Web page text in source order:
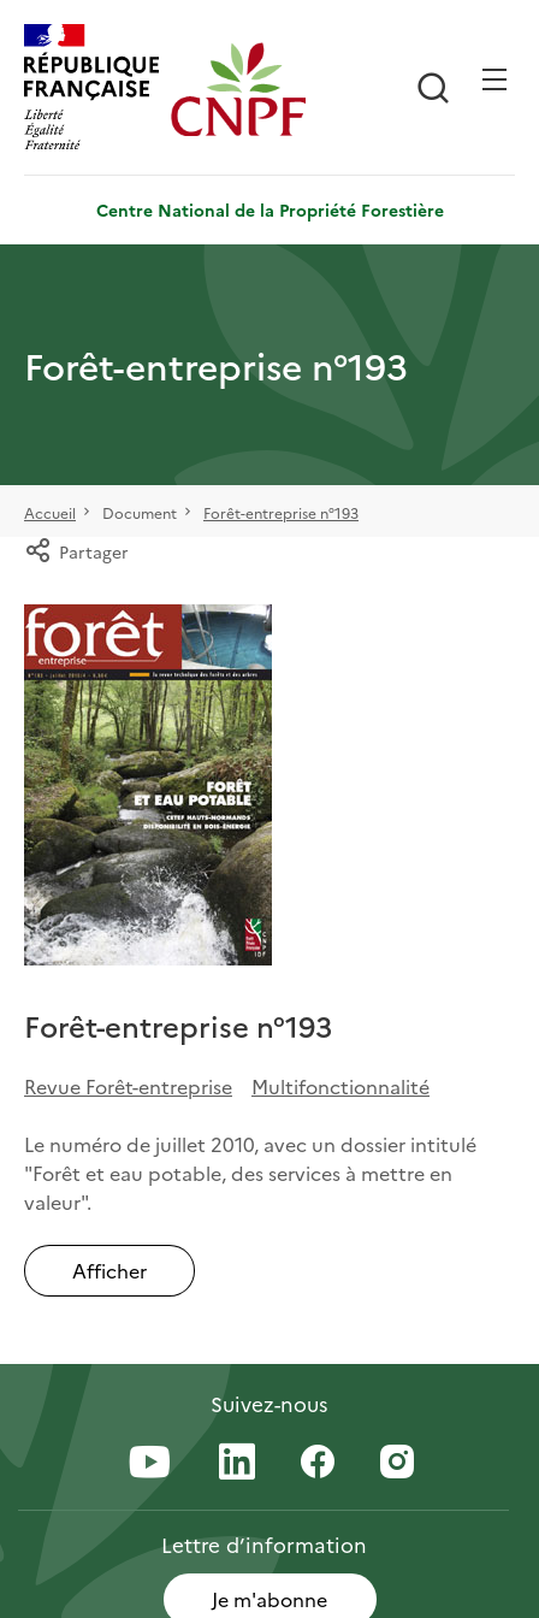
contenu
principal
Centre National de la Propriété Forestière
Forêt-entreprise n°193
Accueil Document Forêt-entreprise n°193
Partager
Forêt-entreprise n°193
Revue Forêt-entreprise Multifonctionnalité
Le numéro de juillet 2010, avec un dossier intitulé
"Forêt et eau potable, des services à mettre en
valeur".
Afficher
Suivez-nous
Lettred’information
Je m'abonne